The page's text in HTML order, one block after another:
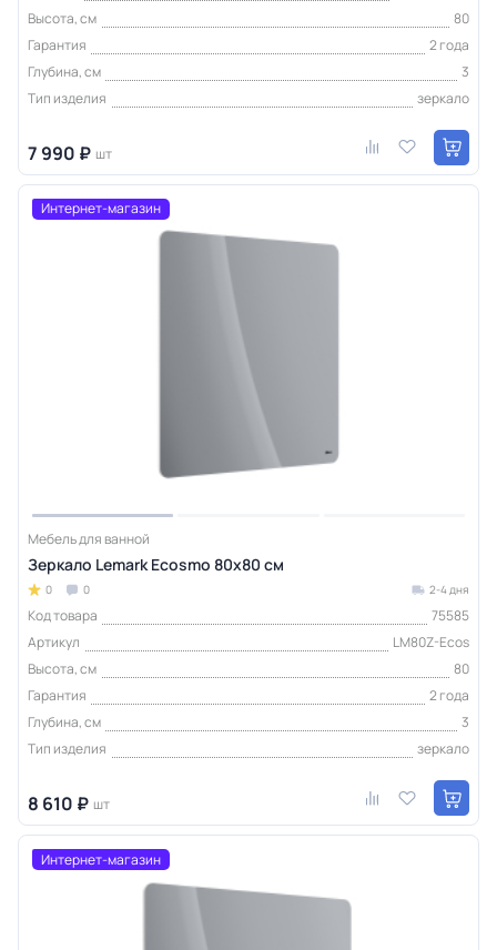
Высота, см
80
Гарантия
2 года
Глубина, см
3
Тип изделия
зеркало
7 990 ₽ шт
Интернет-магазин
Мебель для ванной
Зеркало Lemark Ecosmo 80х80 см
0 0 2-4 дня
Код товара
75585
Артикул
LM80Z-Ecos
Высота, см
80
Гарантия
2 года
Глубина, см
3
Тип изделия
зеркало
8 610 ₽ шт
Интернет-магазин